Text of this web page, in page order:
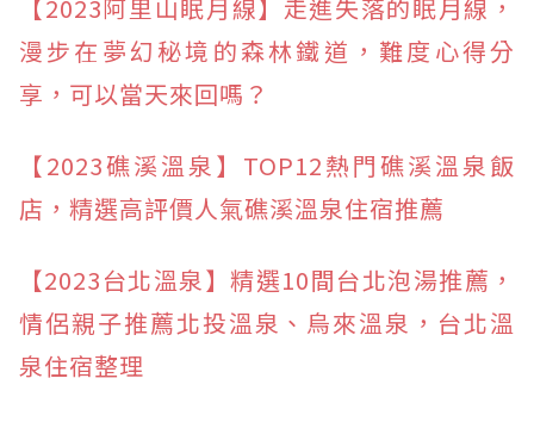
【2023阿里山眠月線】走進失落的眠月線，
漫步在夢幻秘境的森林鐵道，難度心得分
享，可以當天來回嗎？
【2023礁溪溫泉】TOP12熱門礁溪溫泉飯
店，精選高評價人氣礁溪溫泉住宿推薦
【2023台北溫泉】精選10間台北泡湯推薦，
情侶親子推薦北投溫泉、烏來溫泉，台北溫
泉住宿整理